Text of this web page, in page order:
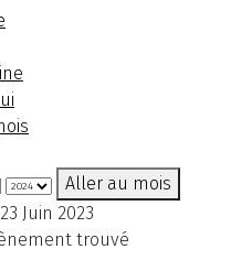
Aller au mois
Juin 2023
trouvé